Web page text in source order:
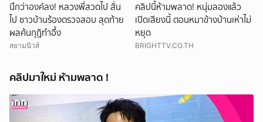
นึกว่าองค์ลง! หลวงพี่สวดไป สั่น
ไป ชาวบ้านร้องตรวจสอบ สุดท้าย
ผลค้นกุฏิทำอึ้ง
สยามนิวส์
คลิปนี้ห้ามพลาด! หนุ่มลองแล้ว
เปิดเสียงนี้ ตอนหมาข้างบ้านเห่าไม่
หยุด
BRIGHTTV.CO.TH
คลิปมาใหม่ ห้ามพลาด !